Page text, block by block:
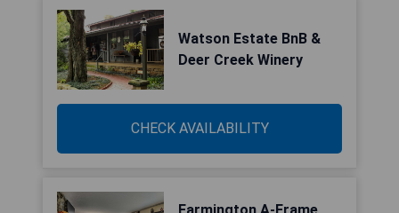
Watson Estate BnB &
Deer Creek Winery
CHECK AVAILABILITY